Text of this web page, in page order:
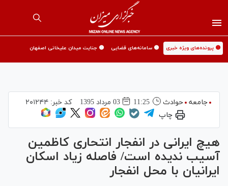
🟡 پرونده‌های ویژه خبری 🟡 سامانه‌های قضایی 🟡 جنایت میدان علیخانی اصفهان
جامعه حوادث 11:25 03 مرداد 1395 کد خبر:۲۰۱۲۴۴
چاپ
هیچ ایرانی در انفجار انتحاری کاظمین
آسیب ندیده است/ فاصله زیاد اسکان
ایرانیان با محل انفجار